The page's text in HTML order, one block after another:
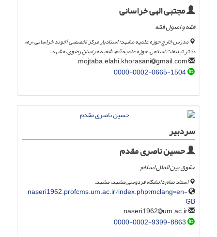
مجتبی الهی خراسانی
فقه و اصول فقه
مدرّس خارج حوزه علمیه مشهد؛ استادیار مرکز تخصصی آخوند خراسانی «ره»
دفتر تبلیغات اسلامی، حوزه علمیه قم، شعبه خراسان رضوی، مشهد.
gmail.com
0000-0002-0665-1504
سردبیر
حسین ناصری مقدم
حقوق بین الملل اسلام
استاد تمام دانشگاه فردوسی مشهد، مشهد.
naseri1962.profcms.um.ac.ir/index.php?mclang=en-
GB
um.ac.ir
0000-0002-9399-8863